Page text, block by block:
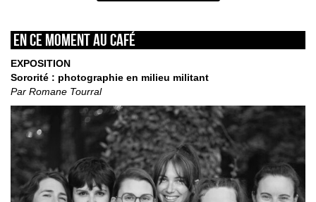
En ce moment au café
EXPOSITION
Sororité : photographie en milieu militant
Par Romane Tourral